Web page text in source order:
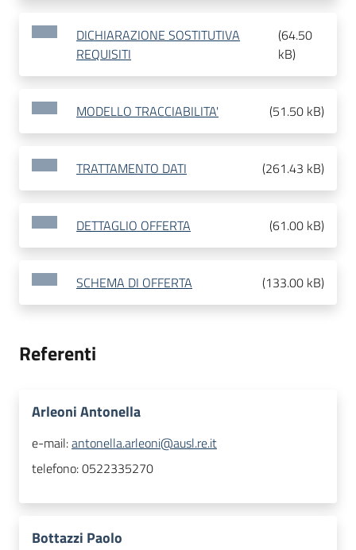
DICHIARAZIONE SOSTITUTIVA
REQUISITI
(64.50
kB)
MODELLO TRACCIABILITA' (51.50 kB)
TRATTAMENTO DATI (261.43 kB)
DETTAGLIO OFFERTA (61.00 kB)
SCHEMA DI OFFERTA (133.00 kB)
Referenti
Arleoni Antonella
e-mail:antonella.arleoni@ausl.re.it
telefono:0522335270
Bottazzi Paolo